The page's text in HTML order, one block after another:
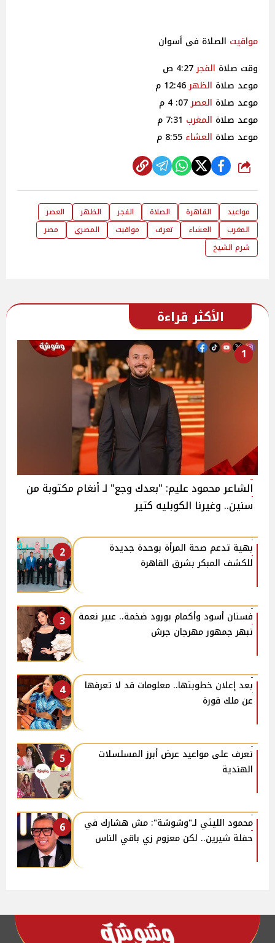
مواقيت الصلاة فى أسوان
وقت صلاة الفجر4:27 ص
موعد صلاة الظهر12:46 م
موعد صلاة العصر07: 4 م
موعد صلاة المغرب
موعد صلاة العشاء
شارك
مواعيد القاهرة الصلاة الفجر الظهر
العصر
المغرب
العشاء تعرف مواقيت المصري
مصر
شرم الشيخ
الأكثر قراءة
1
الشاعر محمود عليم: "بعدك وجع" لـ أنغام مكتوبة من
سنين.. وغيرنا الكوبليه كتير
2
بهية تدعم صحة المرأة بوحدة جديدة
للكشف المبكر بشرق القاهرة
3
فستان أسود وأكمام بورود ضخمة.. عبير نعمة
تبهر جمهور مهرجان جرش
4
بعد إعلان خطوبتها.. معلومات قد لا تعرفها
عن ملك قورة
5
تعرف على مواعيد عرض أبرز المسلسلات
الهندية
6
محمود الليثي لـ"وشوشة": مش هشارك في
حفلة شيرين.. لكن معزوم زي باقي الناس